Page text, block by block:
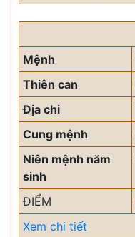
Mệnh
Thiên can
Địa chi
Cung mệnh
Niên mệnh năm
sinh
ĐIỂM
Xem chi tiết